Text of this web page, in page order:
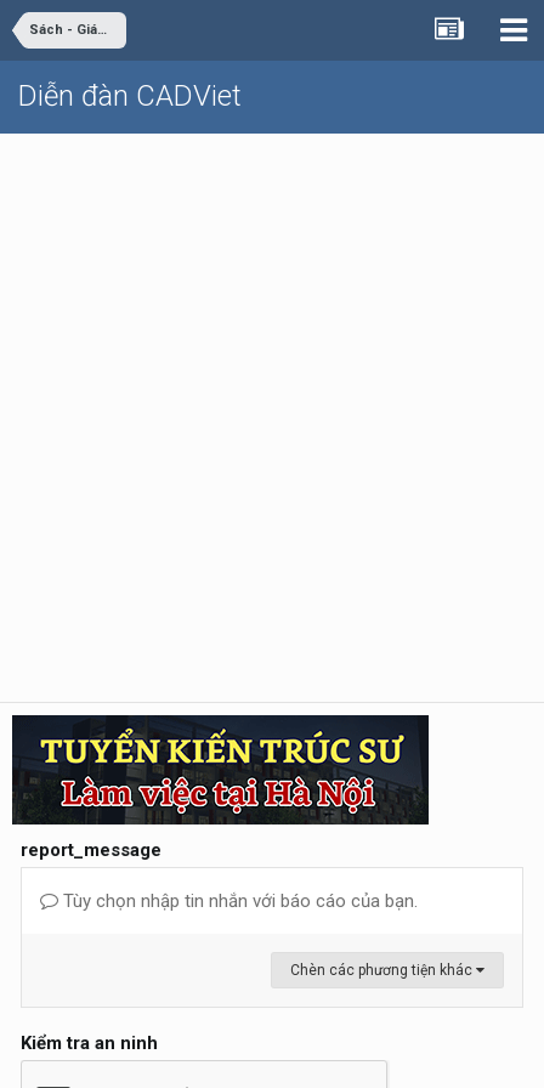
Sách - Giáo trình - Tài liệu
Diễn đàn CADViet
report_message
Tùy chọn nhập tin nhắn với báo cáo của bạn.
Chèn các phương tiện khác
Kiểm tra an ninh